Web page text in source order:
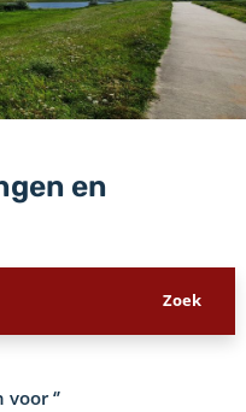
en
voor‘’